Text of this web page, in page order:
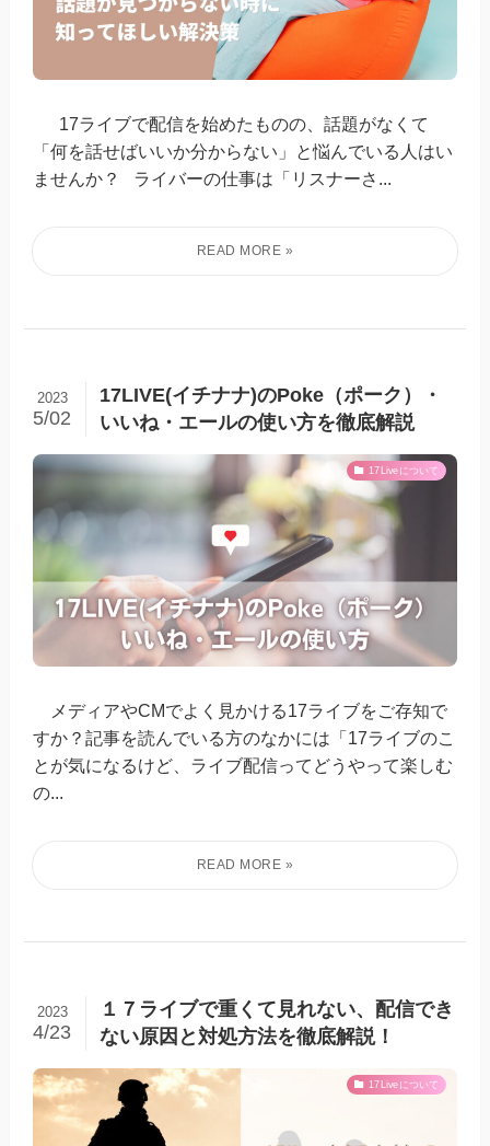
17ライブで配信を始めたものの、話題がなくて
「何を話せばいいか分からない」と悩んでいる人はい
ませんか？ ライバーの仕事は「リスナーさ...
17LIVE(イチナナ)のPoke（ポーク）・
いいね・エールの使い方を徹底解説
2023
5/02
17Liveについて
メディアやCMでよく見かける17ライブをご存知で
すか？記事を読んでいる方のなかには「17ライブのこ
とが気になるけど、ライブ配信ってどうやって楽しむ
の...
１７ライブで重くて見れない、配信でき
ない原因と対処方法を徹底解説！
2023
4/23
17Liveについて